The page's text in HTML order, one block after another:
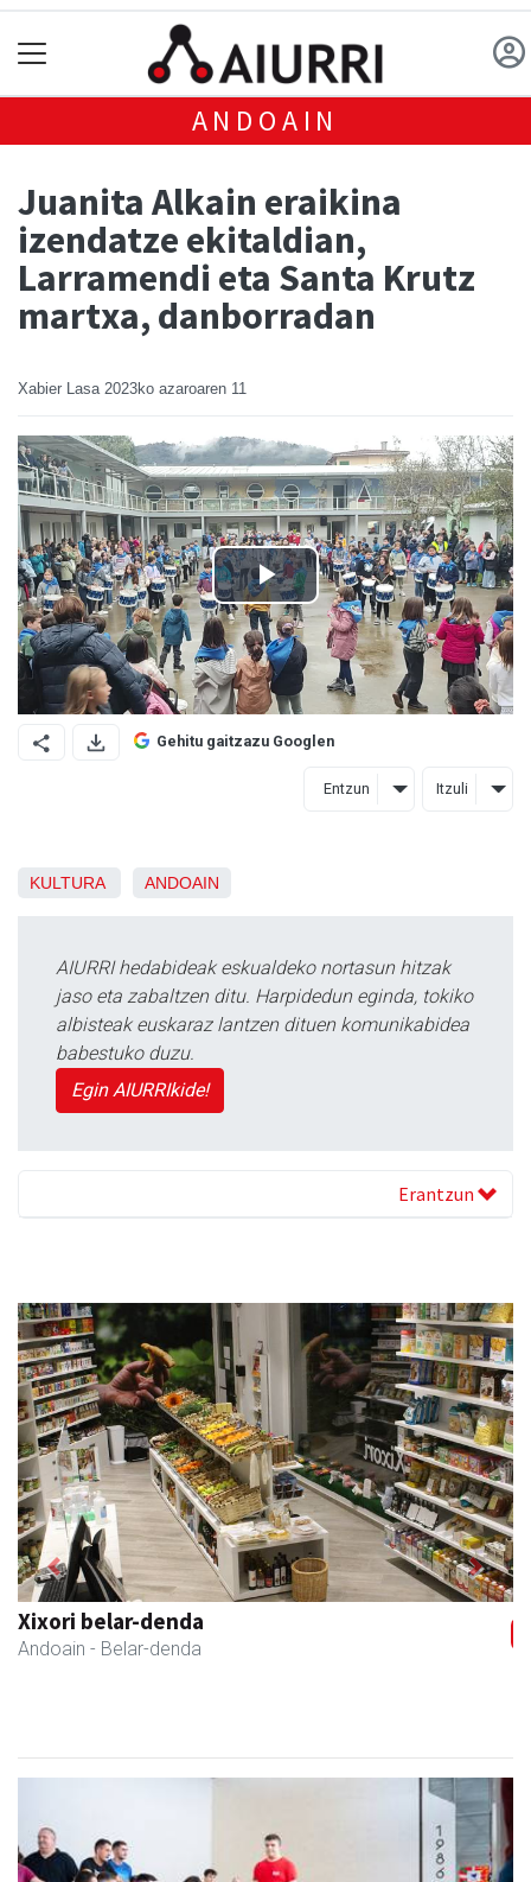
ANDOAIN
Juanita Alkain eraikina
izendatze ekitaldian,
Larramendi eta Santa Krutz
martxa, danborradan
Xabier Lasa 2023ko azaroaren 11
Gehitu gaitzazu Googlen
Entzun Itzuli
KULTURA ANDOAIN
AIURRI hedabideak eskualdeko nortasun hitzak
jaso eta zabaltzen ditu. Harpidedun eginda, tokiko
albisteak euskaraz lantzen dituen komunikabidea
babestuko duzu.
Egin AIURRIkide!
Erantzun
Kuttun kafetegia
Andoain - Gozotegiak
Previous Next